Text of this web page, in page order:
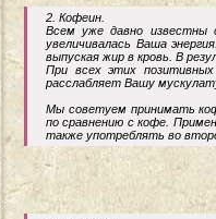
2. Кофеин.
Всем уже давно известны
увеличивалась Ваша
выпуская жир в кровь. В
При всех этих
расслабляет Вашу
Мы советуем принимать
по сравнению с кофе.
также употреблять во